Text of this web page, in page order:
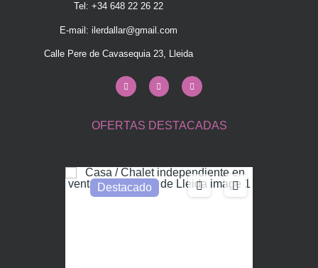
Tel: +34 648 22 26 22
E-mail:ilerdallar@gmail.com
Calle Pere de Cavasequia 23, Lleida
OFERTAS DESTACADAS
Destacado